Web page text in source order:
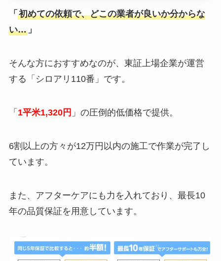
「 初めての依頼で、どこの業者が良いか分からな
い…」
そんな方におすすめなのが、東証上場企業が運営
する「シロアリ110番」です。
「 1平米1,320円 」の圧倒的低価格で提供。
6割以上の方々が12万円以内の施工で作業が完了し
ています。
また、アフターケアにも力を入れており、最長10
年の品質保証を用意しています。